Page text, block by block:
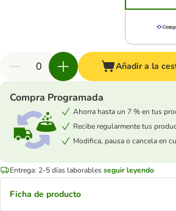
Añadir a la
Compra Programada
Ahorra hasta un 7 % en tus
Recibe regularmente tus
Modifica, pausa o cancela en
Entrega: 2-5 días laborablesseguir leyendo
Ficha de producto